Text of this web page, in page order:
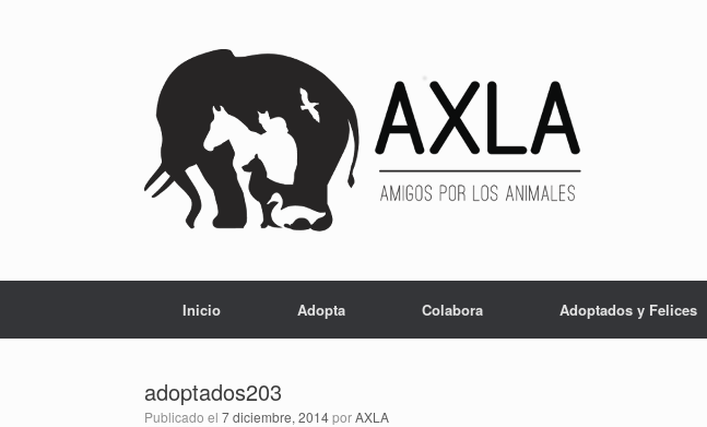
Inicio Adopta Colabora Adoptados y Felices
adoptados203
Publicado el 7 diciembre, 2014porAXLA